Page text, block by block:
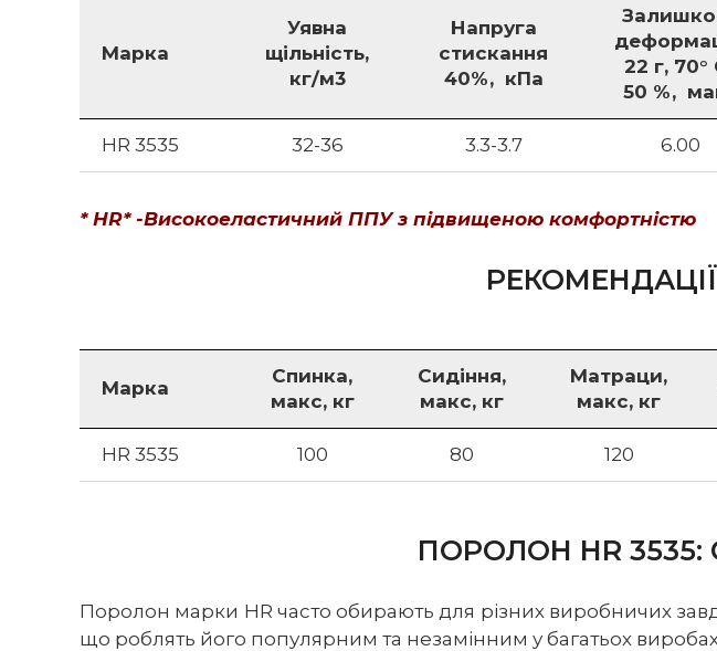
Марка
Уявна
щільність,
кг/м3
Напруга
стискання
40%, кПа
22 г, 70°
50 %,
HR 3535 32-36 3.3-3.7 6.00
* HR* -Високоеластичний ППУ з підвищеною комфортністю
Марка
Спинка,
макс, кг
Сидіння,
макс, кг
Матраци,
макс, кг
HR 3535 100 80 120
ПОРОЛОН HR
Поролон марки HR часто обирають для різних виробничих
що роблять його популярним та незамінним у багатьох